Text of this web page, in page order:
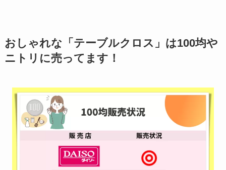
おしゃれな「テーブルクロス」は100均や
ニトリに売ってます！